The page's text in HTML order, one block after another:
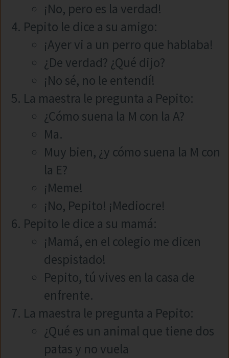
¡No, pero es la verdad!
Pepito le dice a su amigo:
¡Ayer vi a un perro que hablaba!
¿De verdad? ¿Qué dijo?
¡No sé, no le entendí!
La maestra le pregunta a Pepito:
¿Cómo suena la M con la A?
Ma.
Muy bien, ¿y cómo suena la M con
la E?
¡Meme!
¡No, Pepito! ¡Mediocre!
Pepito le dice a su mamá:
¡Mamá, en el colegio me dicen
despistado!
Pepito, tú vives en la casa de
enfrente.
La maestra le pregunta a Pepito:
¿Qué es un animal que tiene dos
patas y no vuela